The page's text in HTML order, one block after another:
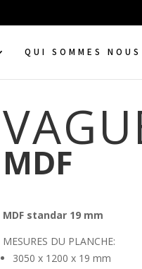
QUI SOMMES NOUS
MDF
MDF standar 19 mm
MESURES DU PLANCHE:
3050 x 1200 x 19 mm